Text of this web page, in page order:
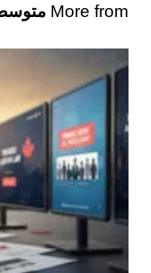
More from